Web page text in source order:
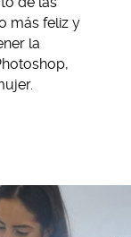
más feliz y
la